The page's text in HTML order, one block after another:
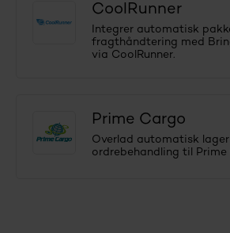
CoolRunner
Integrer automatisk
fragthåndtering med
via CoolRunner.
Prime Cargo
Overlad automatisk
ordrebehandling til Prime